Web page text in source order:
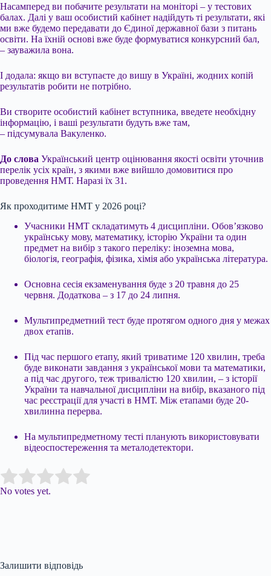
Насамперед ви побачите результати на моніторі – у тестових
балах. Далі у ваш особистий кабінет надійдуть ті результати, які
ми вже будемо передавати до Єдиної державної бази з питань
освіти. На їхній основі вже буде формуватися конкурсний бал,
– зауважила вона.
І додала: якщо ви вступаєте до вишу в Україні, жодних копій
результатів робити не потрібно.
Ви створите особистий кабінет вступника, введете необхідну
інформацію, і ваші результати будуть вже там,
– підсумувала Вакуленко.
До слова Український центр оцінювання якості освіти уточнив
перелік усіх країн, з якими вже вийшло домовитися про
проведення НМТ. Наразі їх 31.
Як проходитиме НМТ у 2026 році?
Учасники НМТ складатимуть 4 дисципліни. Обов’язково
українську мову, математику, історію України та один
предмет на вибір з такого переліку: іноземна мова,
біологія, географія, фізика, хімія або українська література.
Основна сесія екзаменування буде з 20 травня до 25
червня. Додаткова – з 17 до 24 липня.
Мультипредметний тест буде протягом одного дня у межах
двох етапів.
Під час першого етапу, який триватиме 120 хвилин, треба
буде виконати завдання з української мови та математики,
а під час другого, теж тривалістю 120 хвилин, – з історії
України та навчальної дисципліни на вибір, вказаного під
час реєстрації для участі в НМТ. Між етапами буде 20-
хвилинна перерва.
На мультипредметному тесті планують використовувати
відеоспостереження та металодетектори.
Rate this item:
No votes yet.
Залишити відповідь